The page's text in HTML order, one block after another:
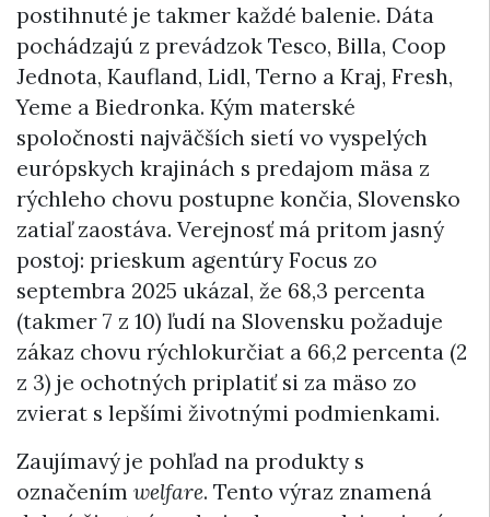
postihnuté je takmer každé balenie. Dáta
pochádzajú z prevádzok Tesco, Billa, Coop
Jednota, Kaufland, Lidl, Terno a Kraj, Fresh,
Yeme a Biedronka. Kým materské
spoločnosti najväčších sietí vo vyspelých
európskych krajinách s predajom mäsa z
rýchleho chovu postupne končia, Slovensko
zatiaľ zaostáva. Verejnosť má pritom jasný
postoj: prieskum agentúry Focus zo
septembra 2025 ukázal, že 68,3 percenta
(takmer 7 z 10) ľudí na Slovensku požaduje
zákaz chovu rýchlokurčiat a 66,2 percenta (2
z 3) je ochotných priplatiť si za mäso zo
zvierat s lepšími životnými podmienkami.
Zaujímavý je pohľad na produkty s
označením welfare. Tento výraz znamená